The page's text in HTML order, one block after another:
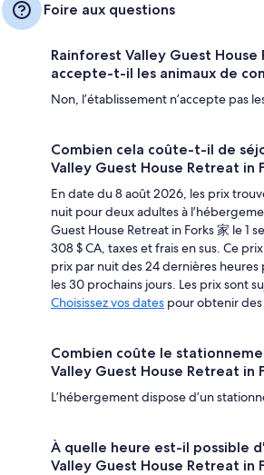
Foire aux questions
Rainforest Valley Guest House
accepte-t-il les animaux de
Non, l’établissement n’accepte pas
Combien cela coûte-t-il de
Valley Guest House Retreat in
En date du 8 août 2026, les prix
nuit pour deux adultes à
Guest House Retreat in Forks 家 le 1
308 $ CA, taxes et frais en sus. Ce
prix par nuit des 24 dernières heures
les 30 prochains jours. Les prix sont
Choisissez vos dates pour obtenir
Combien coûte le
Valley Guest House Retreat in
L’hébergement dispose d’un
À quelle heure est-il possible
Valley Guest House Retreat in